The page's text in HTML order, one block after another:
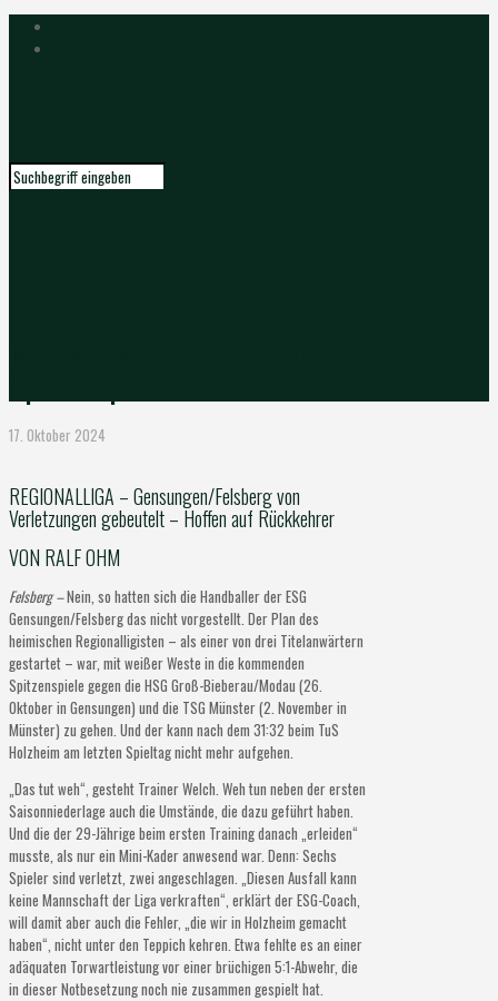
17. Oktober 2024
REGIONALLIGA – Gensungen/Felsberg von
Verletzungen gebeutelt – Hoffen auf Rückkehrer
VON RALF OHM
Felsberg –Nein, so hatten sich die Handballer der ESG
Gensungen/Felsberg das nicht vorgestellt. Der Plan des
heimischen Regionalligisten – als einer von drei Titelanwärtern
gestartet – war, mit weißer Weste in die kommenden
Spitzenspiele gegen die HSG Groß-Bieberau/Modau (26.
Oktober in Gensungen) und die TSG Münster (2. November in
Münster) zu gehen. Und der kann nach dem 31:32 beim TuS
Holzheim am letzten Spieltag nicht mehr aufgehen.
„Das tut weh“, gesteht Trainer Welch. Weh tun neben der ersten
Saisonniederlage auch die Umstände, die dazu geführt haben.
Und die der 29-Jährige beim ersten Training danach „erleiden“
musste, als nur ein Mini-Kader anwesend war. Denn: Sechs
Spieler sind verletzt, zwei angeschlagen. „Diesen Ausfall kann
keine Mannschaft der Liga verkraften“, erklärt der ESG-Coach,
will damit aber auch die Fehler, „die wir in Holzheim gemacht
haben“, nicht unter den Teppich kehren. Etwa fehlte es an einer
adäquaten Torwartleistung vor einer brüchigen 5:1-Abwehr, die
in dieser Notbesetzung noch nie zusammen gespielt hat.